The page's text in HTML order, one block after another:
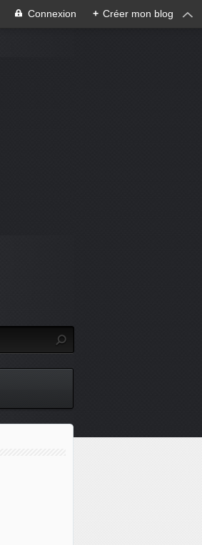
Connexion + Créer mon blog